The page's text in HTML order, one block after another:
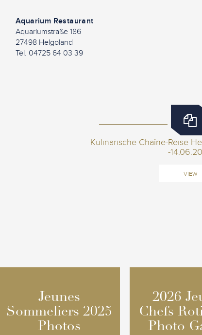
Aquarium Restaurant
Aquariumstraße 186
27498 Helgoland
Tel. 04725 64 03 39
Kulinarische Chaîne-Reise
-
VIEW
Jeunes
Sommeliers 2025
Photos
Jeunes
Sommeliers 2025
Photos
2026
Chefs
Photo
2026
Chefs
Photo